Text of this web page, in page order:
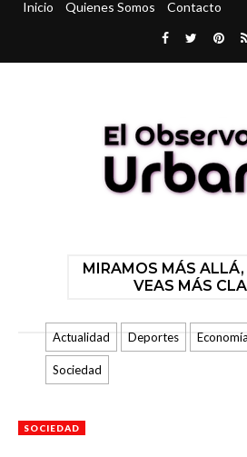
Inicio Quienes Somos Contacto
MIRAMOS MÁS ALLÁ,
VEAS MÁS
Actualidad Deportes Economía
Sociedad
SOCIEDAD